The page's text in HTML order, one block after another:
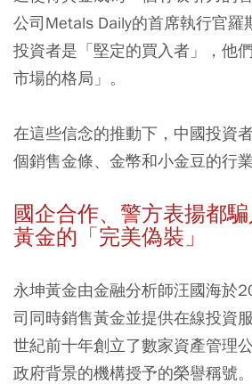
公司Metals Daily的首席執行官羅
投資者是「堅定的買入者」，他
市場的格局」。
在這些信念的推動下，中國投資
個銷售金條、金幣和小金豆的行業
國企合作、警方表揚都
黃金的「完美偽裝」
永坤黃金由金融分析師汪國海於
司同時銷售黃金並提供在線投資
世紀前十年創立了數家資產管理
政府背景的機構授予的榮譽稱號。